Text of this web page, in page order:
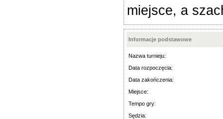
miejsce, a
Informacje podstawowe
Nazwa turnieju:
Data rozpoczęcia:
Data zakończenia:
Miejsce:
Tempo gry:
Sędzia: